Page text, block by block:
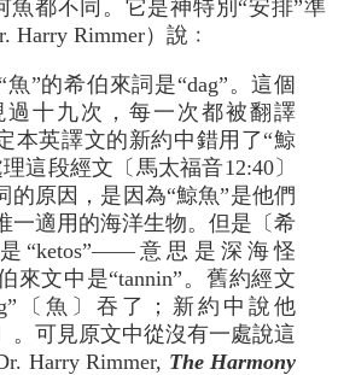
魚都不同。它是神特別“安排”準
Harry Rimmer）說﹕
”的希伯來詞是“dag”。這個
十九次，每一次都被翻譯
本英譯文的新約中錯用了“鯨
這段經文〔馬太福音12:40〕
的原因，是因為“鯨魚”是他們
一適用的海洋生物。但是〔希
“ketos”――意思是深海怪
來文中是“tannin”。舊約經文
〔魚〕吞了；新約中說他
。可見原文中從沒有一處說這
Harry Rimmer, The Harmony